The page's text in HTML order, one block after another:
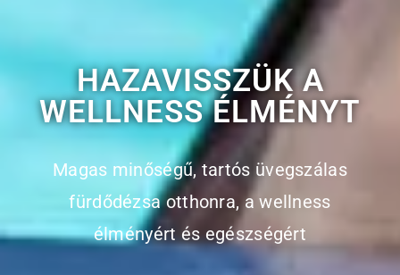
HAZAVISSZÜK A
WELLNESS ÉLMÉNYT
Magas minőségű, tartós üvegszálas
fürdődézsa otthonra, a wellness
élményért és egészségért